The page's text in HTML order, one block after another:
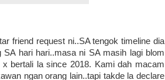
friend request ni..SA tengok timeline dia
hari hari..masa ni SA masih lagi blom
bertali la since 2018. Kami dah macam
ngan orang lain..tapi takde la declare